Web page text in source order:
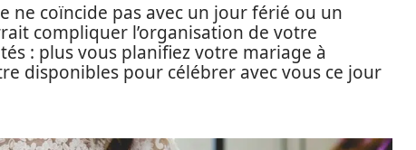
ne coïncide pas avec un jour férié ou un
compliquer l’organisation de votre
: plus vous planifiez votre mariage à
disponibles pour célébrer avec vous ce jour